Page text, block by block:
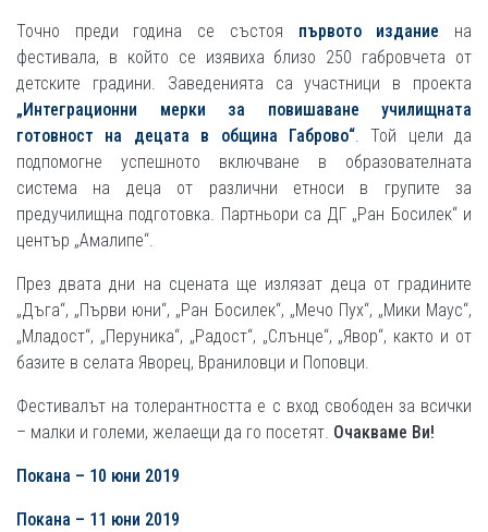
Точно преди година се състоя първото издание на
фестивала, в който се изявиха близо 250 габровчета от
детските градини. Заведенията са участници в проекта
„Интеграционни мерки за повишаване училищната
готовност на децата в община Габрово“. Той цели да
подпомогне успешното включване в образователната
система на деца от различни етноси в групите за
предучилищна подготовка. Партньори са ДГ „Ран Босилек“ и
център „Амалипе“.
През двата дни на сцената ще излязат деца от градините
„Дъга“, „Първи юни“, „Ран Босилек“, „Мечо Пух“, „Мики Маус“,
„Младост“, „Перуника“, „Радост“, „Слънце“, „Явор“, както и от
базите в селата Яворец, Враниловци и Поповци.
Фестивалът на толерантността е с вход свободен за всички
– малки и големи, желаещи да го посетят. Очакваме Ви!
Покана – 10 юни 2019
Покана – 11 юни 2019